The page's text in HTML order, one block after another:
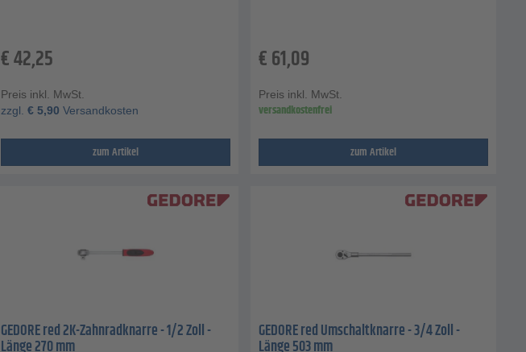
€42,25
Preis inkl. MwSt.
zzgl. € 5,90 Versandkosten
zum Artikel
€61,09
Preis inkl. MwSt.
versandkostenfrei
zum Artikel
GEDORE red 2K-Zahnradknarre - 1/2 Zoll -
Länge 270 mm
GEDORE red Umschaltknarre - 3/4 Zoll -
Länge 503 mm